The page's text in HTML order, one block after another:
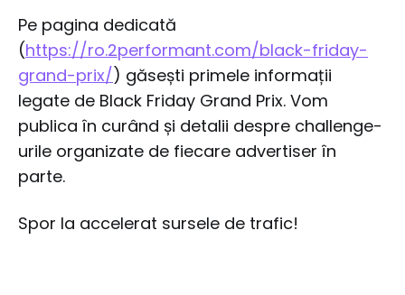
Pe pagina dedicată
(https://ro.2performant.com/black-friday-
grand-prix/) găsești primele informații
legate de Black Friday Grand Prix. Vom
publica în curând și detalii despre challenge-
urile organizate de fiecare advertiser în
parte.
Spor la accelerat sursele de trafic!